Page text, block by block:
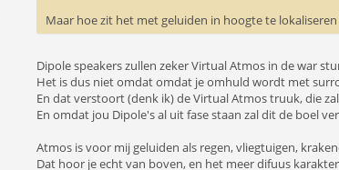
Maar hoe zit het met geluiden in hoogte te lokaliseren
Dipole speakers zullen zeker Virtual Atmos in de war
Het is dus niet omdat omdat je omhuld wordt met
En dat verstoort (denk ik) de Virtual Atmos truuk, die
En omdat jou Dipole's al uit fase staan zal dit de boel
Atmos is voor mij geluiden als regen, vliegtuigen,
Dat hoor je echt van boven, en het meer difuus